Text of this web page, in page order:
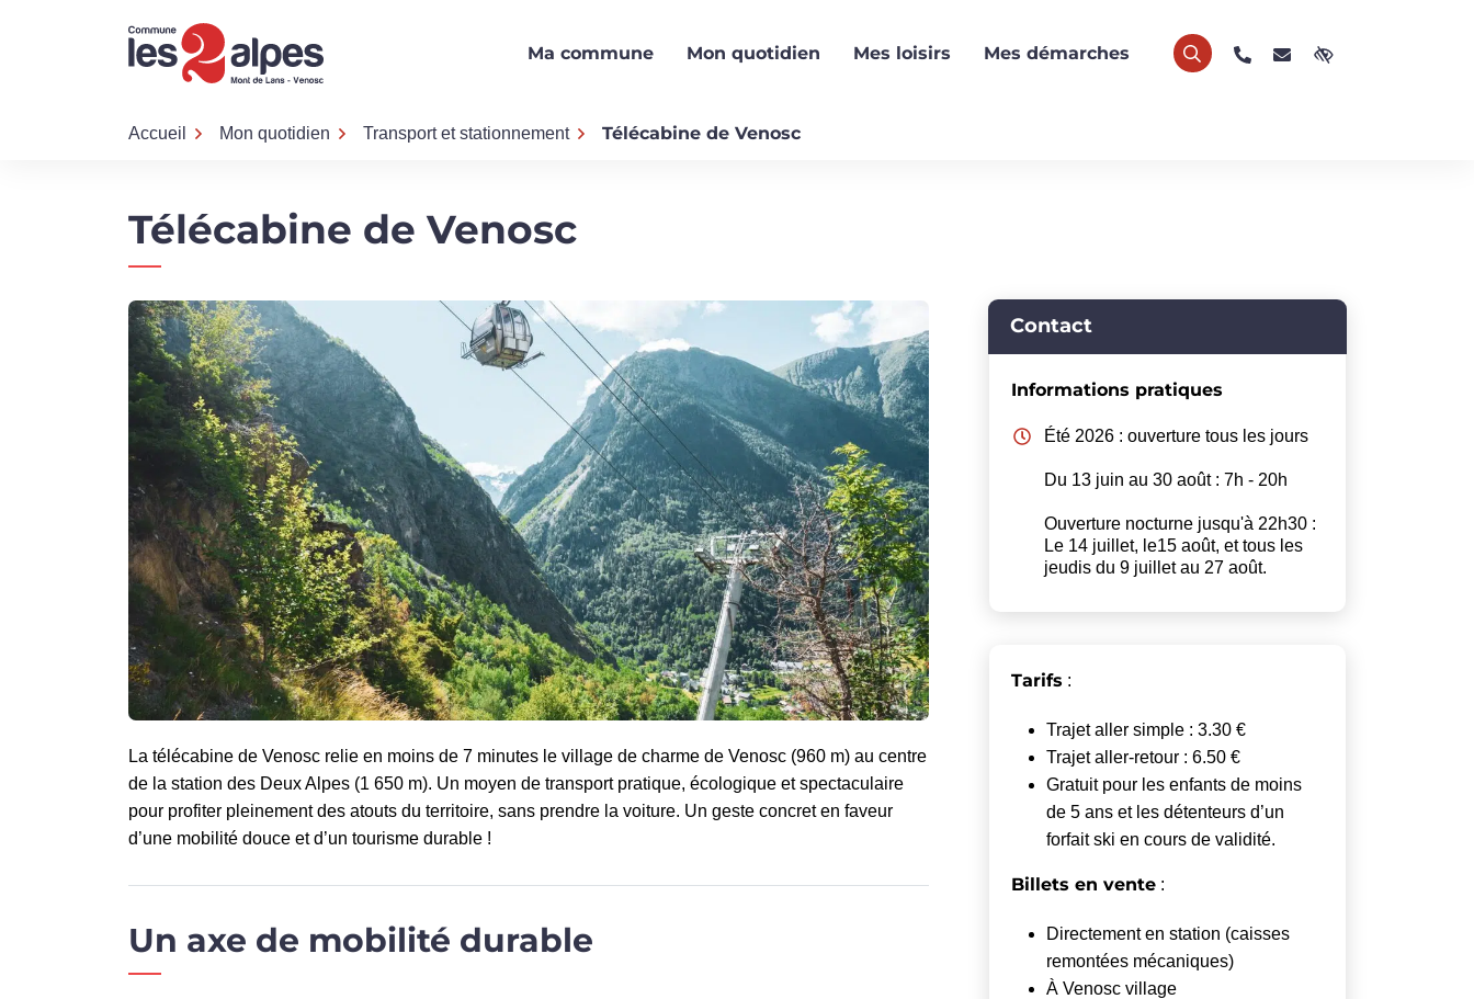
Ma commune Mon quotidien Mes loisirs Mes démarches RECHERCHER04 76 79 24 24
Nous écrire
Accessibilité
Accueil Mon quotidien Transport et stationnement Télécabine de Venosc
Télécabine de Venosc
La télécabine de Venosc relie en moins de 7 minutes le village de charme de Venosc (960 m) au centre
de la station des Deux Alpes (1 650 m). Un moyen de transport pratique, écologique et spectaculaire
pour profiter pleinement des atouts du territoire, sans prendre la voiture. Un geste concret en faveur
d’une mobilité douce et d’un tourisme durable !
Un axe de mobilité durable
Informations
Contact
Informations pratiques
Été 2026 : ouverture tous les jours
Du 13 juin au 30 août : 7h - 20h
Ouverture nocturne jusqu'à 22h30 :
Le 14 juillet, le15 août, et tous les
jeudis du 9 juillet au 27 août.
Tarifs :
Trajet aller simple : 3.30 €
Trajet aller-retour : 6.50 €
Gratuit pour les enfants de moins
de 5 ans et les détenteurs d’un
forfait ski en cours de validité.
Billets en vente :
Directement en station (caisses
remontées mécaniques)
À Venosc village